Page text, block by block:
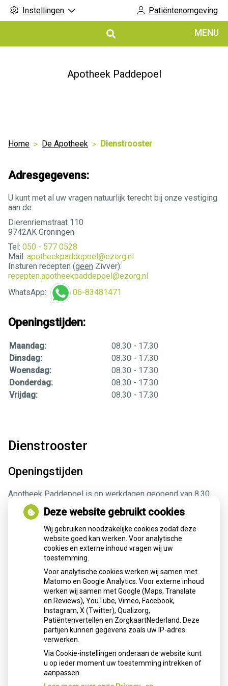
Instellingen Patiëntenomgeving
MENU
Apotheek Paddepoel
Home De Apotheek Dienstrooster
Dienstrooster
Openingstijden
Apotheek Paddepoel is op werkdagen geopend van 8.30
tot 17.30 uur.
Op kerstavond 24 december en oudejaarsavond 31
december sluiten we om 16.00 uur.
U kunt ons als volgt bereiken:
Dierenriemstraat 110
9742AK Groningen
050-5770528
apotheekpaddepoel@ezorg.nl
De avond-, nacht- en weekenddiensten worden
waargenomen door de Martini Apotheek (met ingang van 15
november 2017).
De Martini Apotheek is als volgt te bereiken:
Van Swietenplein 1
9728 NT Groningen
050 – 524 57 00
Adresgegevens:
U kunt met al uw vragen natuurlijk terecht bij onze vestiging
aan de:
Dierenriemstraat 110
9742AK Groningen
Tel: 050 - 577 0528
Mail: apotheekpaddepoel@ezorg.nl
Insturen recepten (geen Zivver):
recepten.apotheekpaddepoel@ezorg.nl
WhatsApp:
06-83481471
Openingstijden:
Maandag:
08.30 - 17.30
Dinsdag:
08.30 - 17.30
Woensdag:
08.30 - 17.30
Donderdag:
08.30 - 17.30
Vrijdag:
08.30 - 17.30
Deze website gebruikt cookies
Wij gebruiken noodzakelijke cookies zodat deze
website goed kan werken. Voor analytische
cookies en externe inhoud vragen wij uw
toestemming.
Voor analytische cookies werken wij samen met
Matomo en Google Analytics. Voor externe inhoud
werken wij samen met Google (Maps, Translate
en Reviews), YouTube, Vimeo, Facebook,
Instagram, X (Twitter), Qualizorg,
Patiëntenvertellen en ZorgkaartNederland. Deze
partijen kunnen gegevens zoals uw IP-adres
verwerken.
Via Cookie-instellingen onderaan de website kunt
u op ieder moment uw toestemming intrekken of
aanpassen.